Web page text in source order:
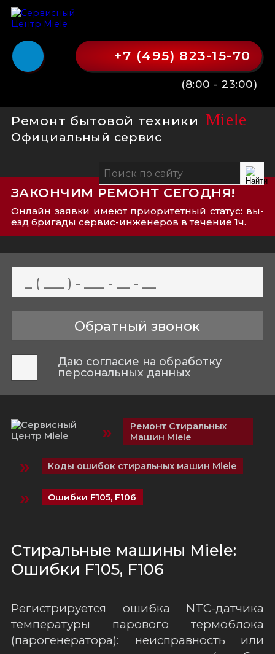
+7 (495) 823-15-70
(8:00 - 23:00)
Ремонт бытовой техники Miele
Официальный сервис
ЗАКОНЧИМ РЕМОНТ СЕГОДНЯ!
Онлайн заявки имеют приоритетный статус: вы­
езд бри­га­ды сер­вис-­ин­же­не­ров в течение 1ч.
Даю согласие на обработку
персональных данных
»
Ремонт Стиральных
Машин Miele
» Коды ошибок стиральных машин Miele
» Ошибки F105, F106
Стиральные машины Miele:
Ошибки F105, F106
Регистрируется ошибка NTC-датчика
температуры парового термоблока
(парогенератора): неисправность или